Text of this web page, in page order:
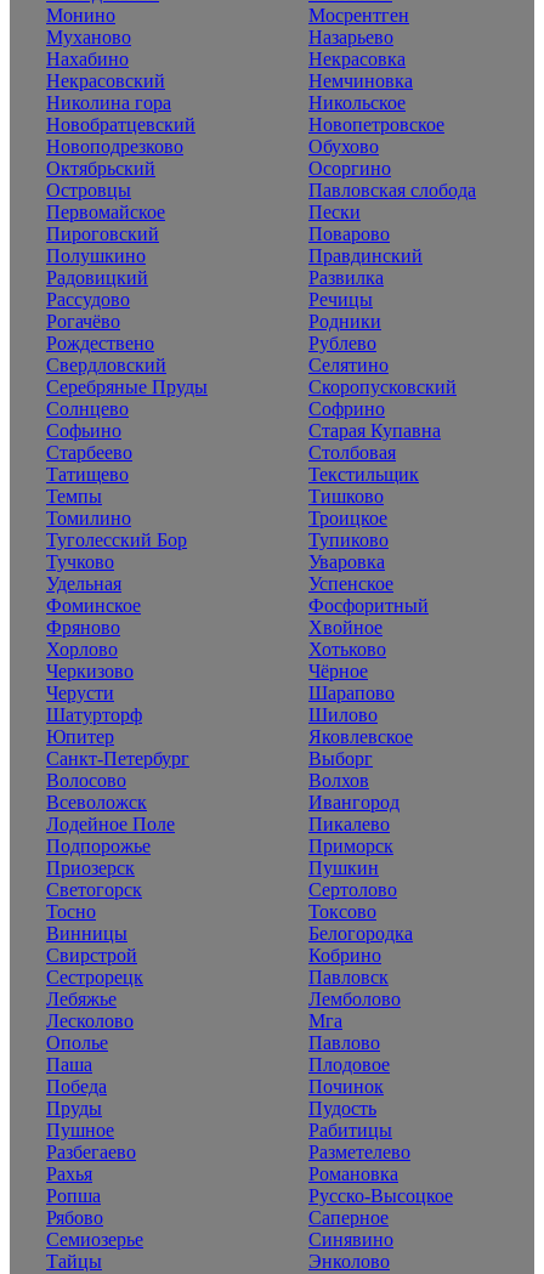
Монино
Мосрентген
Муханово
Назарьево
Нахабино
Некрасовка
Некрасовский
Немчиновка
Николина гора
Никольское
Новобратцевский
Новопетровское
Новоподрезково
Обухово
Октябрьский
Осоргино
Островцы
Павловская слобода
Первомайское
Пески
Пироговский
Поварово
Полушкино
Правдинский
Радовицкий
Развилка
Рассудово
Речицы
Рогачёво
Родники
Рождествено
Рублево
Свердловский
Селятино
Серебряные Пруды
Скоропусковский
Солнцево
Софрино
Софьино
Старая Купавна
Старбеево
Столбовая
Татищево
Текстильщик
Темпы
Тишково
Томилино
Троицкое
Туголесский Бор
Тупиково
Тучково
Уваровка
Удельная
Успенское
Фоминское
Фосфоритный
Фряново
Хвойное
Хорлово
Хотьково
Черкизово
Чёрное
Черусти
Шарапово
Шатурторф
Шилово
Юпитер
Яковлевское
Санкт-Петербург
Выборг
Волосово
Волхов
Всеволожск
Ивангород
Лодейное Поле
Пикалево
Подпорожье
Приморск
Приозерск
Пушкин
Светогорск
Сертолово
Тосно
Токсово
Винницы
Белогородка
Свирстрой
Кобрино
Сестрорецк
Павловск
Лебяжье
Лемболово
Лесколово
Мга
Ополье
Павлово
Паша
Плодовое
Победа
Починок
Пруды
Пудость
Пушное
Рабитицы
Разбегаево
Разметелево
Рахья
Романовка
Ропша
Русско-Высоцкое
Рябово
Саперное
Семиозерье
Синявино
Тайцы
Энколово